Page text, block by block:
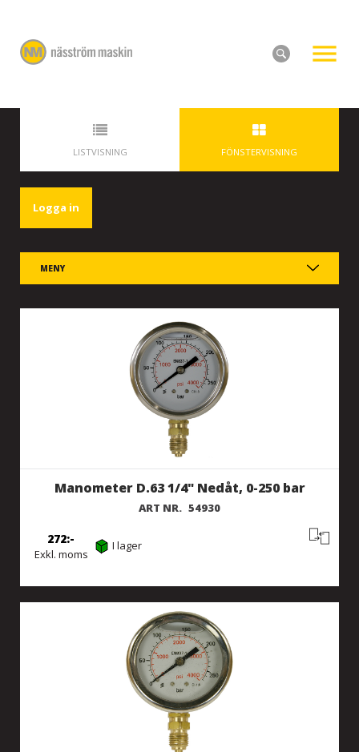
LISTVISNING FÖNSTERVISNING
Logga in
MENY
Manometer D.63 1/4" Nedåt, 0-250 bar
ART NR. 54930
Exkl. moms
272 I lager